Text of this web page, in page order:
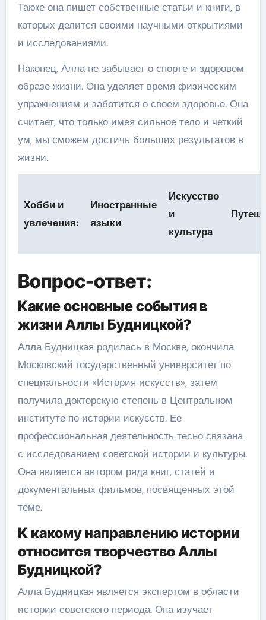
Также она пишет собственные статьи и книги, в
которых делится своими научными открытиями
и исследованиями.
Наконец, Алла не забывает о спорте и здоровом
образе жизни. Она уделяет время физическим
упражнениям и заботится о своем здоровье. Она
считает, что только имея сильное тело и четкий
ум, мы сможем достичь больших результатов в
жизни.
Хобби и
увлечения:
Иностранные
языки
Искусство
и
культура
Вопрос-ответ:
Какие основные события в
жизни Аллы Будницкой?
Алла Будницкая родилась в Москве, окончила
Московский государственный университет по
специальности «История искусств», затем
получила докторскую степень в Центральном
институте по истории искусств. Ее
профессиональная деятельность тесно связана
с исследованием советской истории и культуры.
Она является автором ряда книг, статей и
документальных фильмов, посвященных этой
теме.
К какому направлению истории
относится творчество Аллы
Будницкой?
Алла Будницкая является экспертом в области
истории советского периода. Она изучает